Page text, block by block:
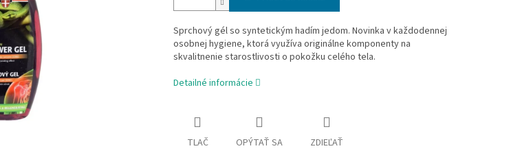
Sprchový gél so syntetickým hadím jedom. Novinka v každodennej
osobnej hygiene, ktorá využíva originálne komponenty na
skvalitnenie starostlivosti o pokožku celého tela.
Detailné informácie
TLAČ OPÝTAŤ SA ZDIEĽAŤ